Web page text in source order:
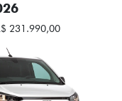
231.990,00